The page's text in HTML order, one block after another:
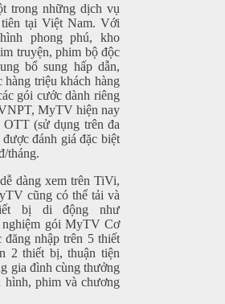
trong những dịch vụ
tại Việt Nam. Với
phong phú, kho
truyện, phim bộ độc
bổ sung hấp dẫn,
triệu khách hàng
gói cước dành riêng
MyTV hiện nay
(sử dụng trên đa
đánh giá đặc biệt
tháng.
dàng xem trên TiVi,
cũng có thể tải và
bị di động như
nghiệm gói MyTV Cơ
đăng nhập trên 5 thiết
2 thiết bị, thuận tiện
gia đình cùng thưởng
hình, phim và chương